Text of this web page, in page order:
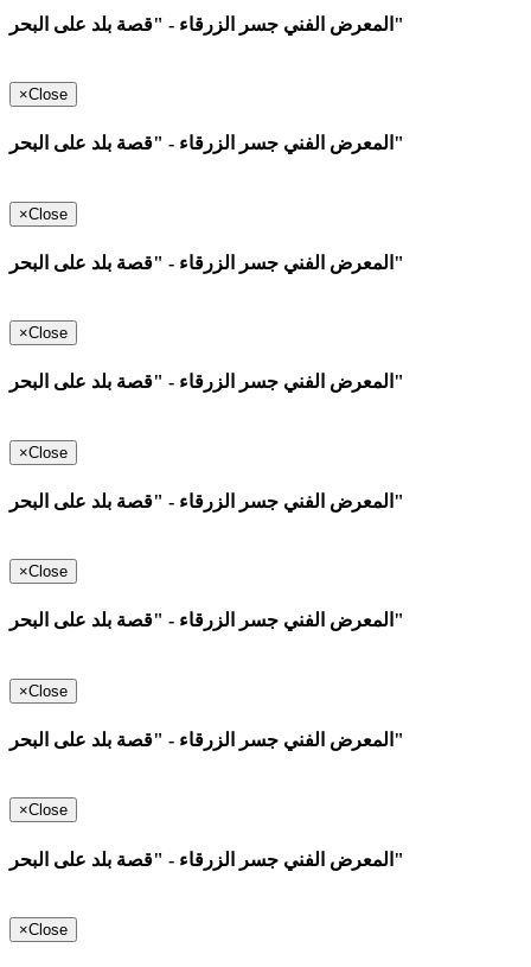
المعرض الفني جسر الزرقاء - "قصة بلد على البحر"
×Close
المعرض الفني جسر الزرقاء - "قصة بلد على البحر"
×Close
المعرض الفني جسر الزرقاء - "قصة بلد على البحر"
×Close
المعرض الفني جسر الزرقاء - "قصة بلد على البحر"
×Close
المعرض الفني جسر الزرقاء - "قصة بلد على البحر"
×Close
المعرض الفني جسر الزرقاء - "قصة بلد على البحر"
×Close
المعرض الفني جسر الزرقاء - "قصة بلد على البحر"
×Close
المعرض الفني جسر الزرقاء - "قصة بلد على البحر"
×Close